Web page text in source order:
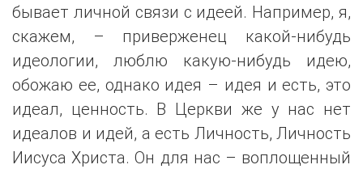
бывает личной связи с идеей. Например, я,
скажем, – приверженец какой-нибудь
идеологии, люблю какую-нибудь идею,
обожаю ее, однако идея – идея и есть, это
идеал, ценность. В Церкви же у нас нет
идеалов и идей, а есть Личность, Личность
Иисуса Христа. Он для нас – воплощенный